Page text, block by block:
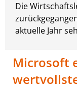
Die
aktuelle Jahr
Microsoft